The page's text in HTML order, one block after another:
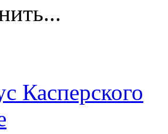
Касперского